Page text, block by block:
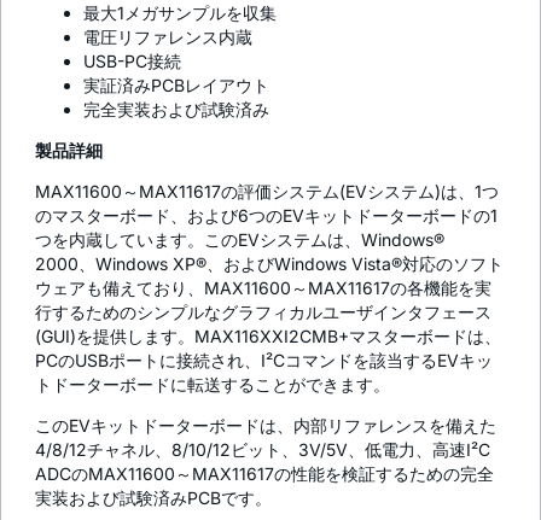
最大1メガサンプルを収集
電圧リファレンス内蔵
USB-PC接続
実証済みPCBレイアウト
完全実装および試験済み
製品詳細
MAX11600～MAX11617の評価システム(EVシステム)は、1つ
のマスターボード、および6つのEVキットドーターボードの1
つを内蔵しています。このEVシステムは、Windows®
2000、Windows XP®、およびWindows Vista®対応のソフト
ウェアも備えており、MAX11600～MAX11617の各機能を実
行するためのシンプルなグラフィカルユーザインタフェース
(GUI)を提供します。MAX116XXI2CMB+マスターボードは、
PCのUSBポートに接続され、I²Cコマンドを該当するEVキッ
トドーターボードに転送することができます。
このEVキットドーターボードは、内部リファレンスを備えた
4/8/12チャネル、8/10/12ビット、3V/5V、低電力、高速I²C
ADCのMAX11600～MAX11617の性能を検証するための完全
実装および試験済みPCBです。